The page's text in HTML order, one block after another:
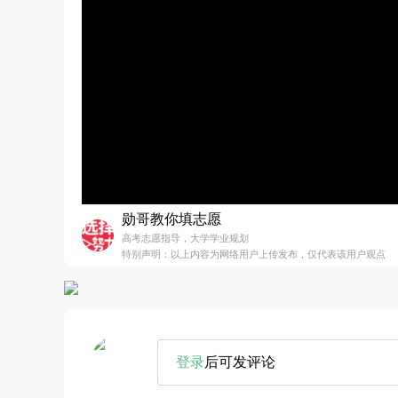
勋哥教你填志愿
高考志愿指导，大学学业规划
特别声明：以上内容为网络用户上传发布，仅代表该用户观点
登录后可发评论